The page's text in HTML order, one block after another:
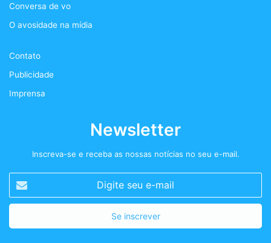
Conversa de vo
O avosidade na mídia
Contato
Publicidade
Imprensa
Newsletter
Inscreva-se e receba as nossas notícias no seu e-mail.
seu
e-